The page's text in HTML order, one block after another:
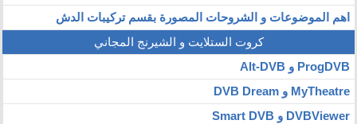
اهم الموضوعات و الشروحات المصورة بقسم تركيبات الدش
كروت الستلايت و الشيرنج المجاني
ProgDVB و Alt-DVB
MyTheatre و DVB Dream
DVBViewer و Smart DVB